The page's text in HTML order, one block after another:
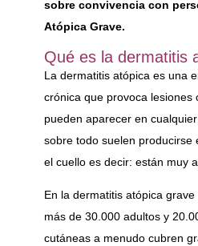
sobre convivencia con
Atópica Grave.
Qué es la dermatitis
La dermatitis atópica es una
crónica que provoca lesiones
pueden aparecer en
sobre todo suelen producirse
el cuello es decir: están muy a
En la dermatitis atópica
más de 30.000 adultos y
cutáneas a menudo cubren